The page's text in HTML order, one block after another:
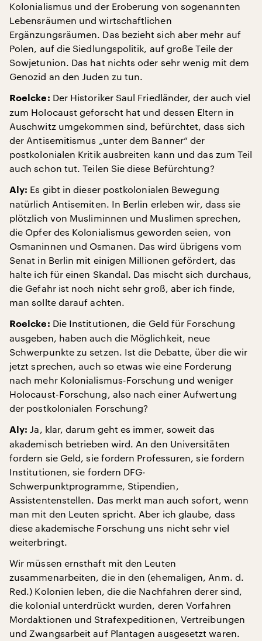
Kolonialismus und der Eroberung von sogenannten
Lebensräumen und wirtschaftlichen
Ergänzungsräumen. Das bezieht sich aber mehr auf
Polen, auf die Siedlungspolitik, auf große Teile der
Sowjetunion. Das hat nichts oder sehr wenig mit dem
Genozid an den Juden zu tun.
Roelcke: Der Historiker Saul Friedländer, der auch viel
zum Holocaust geforscht hat und dessen Eltern in
Auschwitz umgekommen sind, befürchtet, dass sich
der Antisemitismus „unter dem Banner“ der
postkolonialen Kritik ausbreiten kann und das zum Teil
auch schon tut. Teilen Sie diese Befürchtung?
Aly: Es gibt in dieser postkolonialen Bewegung
natürlich Antisemiten. In Berlin erleben wir, dass sie
plötzlich von Musliminnen und Muslimen sprechen,
die Opfer des Kolonialismus geworden seien, von
Osmaninnen und Osmanen. Das wird übrigens vom
Senat in Berlin mit einigen Millionen gefördert, das
halte ich für einen Skandal. Das mischt sich durchaus,
die Gefahr ist noch nicht sehr groß, aber ich finde,
man sollte darauf achten.
Roelcke: Die Institutionen, die Geld für Forschung
ausgeben, haben auch die Möglichkeit, neue
Schwerpunkte zu setzen. Ist die Debatte, über die wir
jetzt sprechen, auch so etwas wie eine Forderung
nach mehr Kolonialismus-Forschung und weniger
Holocaust-Forschung, also nach einer Aufwertung
der postkolonialen Forschung?
Aly: Ja, klar, darum geht es immer, soweit das
akademisch betrieben wird. An den Universitäten
fordern sie Geld, sie fordern Professuren, sie fordern
Institutionen, sie fordern DFG-
Schwerpunktprogramme, Stipendien,
Assistentenstellen. Das merkt man auch sofort, wenn
man mit den Leuten spricht. Aber ich glaube, dass
diese akademische Forschung uns nicht sehr viel
weiterbringt.
Wir müssen ernsthaft mit den Leuten
zusammenarbeiten, die in den (ehemaligen, Anm. d.
Red.) Kolonien leben, die die Nachfahren derer sind,
die kolonial unterdrückt wurden, deren Vorfahren
Mordaktionen und Strafexpeditionen, Vertreibungen
und Zwangsarbeit auf Plantagen ausgesetzt waren.